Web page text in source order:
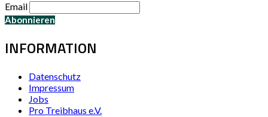
Email
INFORMATION
Datenschutz
Impressum
Jobs
Pro Treibhaus e.V.